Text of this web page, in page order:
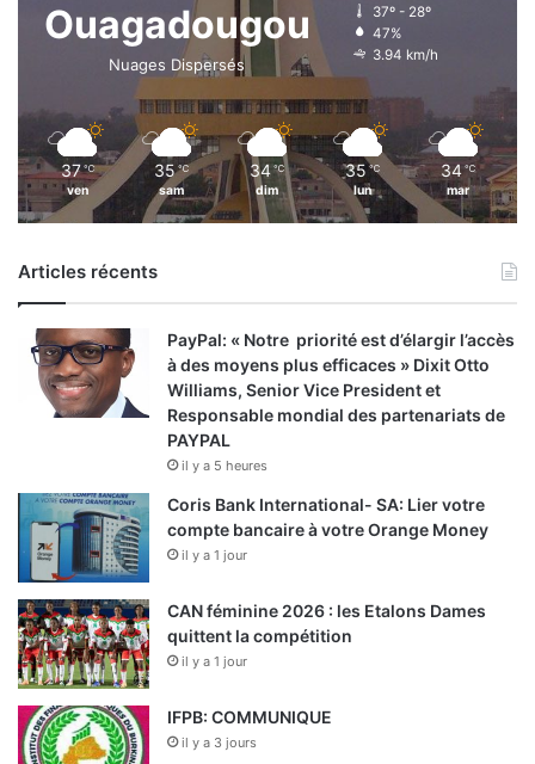
Ouagadougou
Nuages Dispersés
37º - 28º
47%
3.94 km/h
37 ℃
ven
35 ℃
sam
34 ℃
dim
35 ℃
lun
34 ℃
mar
Articles récents
PayPal: « Notre priorité est d’élargir l’accès
à des moyens plus efficaces » Dixit Otto
Williams, Senior Vice President et
Responsable mondial des partenariats de
PAYPAL
il y a 5 heures
Coris Bank International- SA: Lier votre
compte bancaire à votre Orange Money
il y a 1 jour
CAN féminine 2026 : les Etalons Dames
quittent la compétition
il y a 1 jour
IFPB: COMMUNIQUE
il y a 3 jours